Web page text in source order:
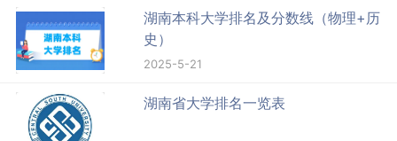
湖南本科大学排名及分数线（物理+历
史）
2025-5-21
湖南省大学排名一览表